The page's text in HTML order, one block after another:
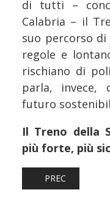
di tutti –
Calabria – il
suo percorso
regole e
rischiano di
parla,
futuro
Il Treno della
più forte, più
ARTICOLO
PREC